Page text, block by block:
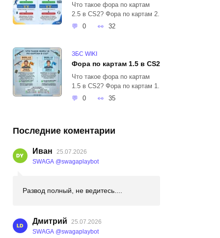
Что такое фора по картам
2.5 в CS2? Фора по картам 2.
0
32
ЗБС WIKI
Фора по картам 1.5 в CS2
Что такое фора по картам
1.5 в CS2? Фора по картам 1.
0
35
Последние коментарии
Иван
25.07.2026
SWAGA @swagaplaybot
Развод полный, не ведитесь....
Дмитрий
25.07.2026
SWAGA @swagaplaybot